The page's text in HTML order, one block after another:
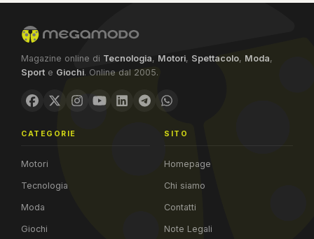
Magazine online di Tecnologia, Motori, Spettacolo, Moda,
Sport e Giochi. Online dal 2005.
CATEGORIE
Motori
Tecnologia
Moda
Giochi
SITO
Homepage
Chi siamo
Contatti
Note Legali